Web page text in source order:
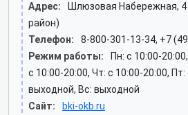
Адрес:
Шлюзовая Набережная,
район)
Телефон:
8-800-301-13-34, +7
Режим работы:
Пн: c 10:00-
c 10:00-20:00, Чт: c 10:00-20:00,
выходной, Вс: выходной
Сайт:
bki-okb.ru